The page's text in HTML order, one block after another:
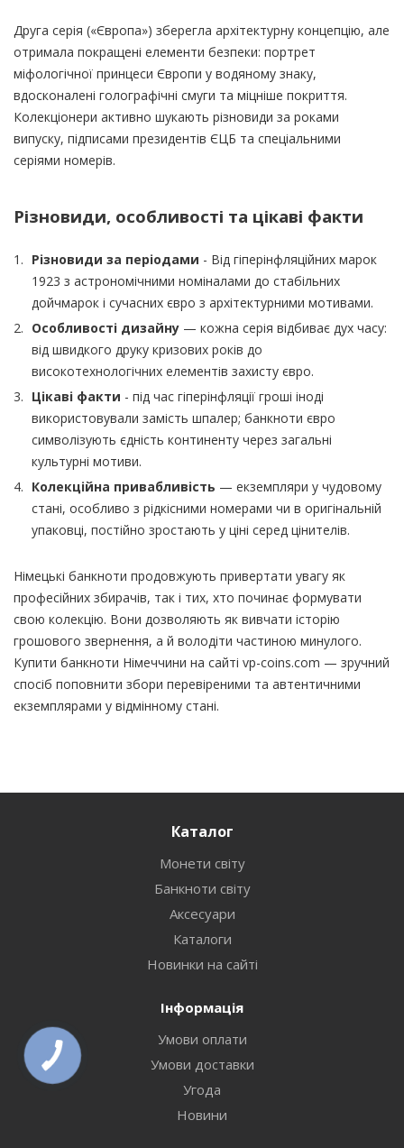
Друга серія («Європа») зберегла архітектурну концепцію, але
отримала покращені елементи безпеки: портрет
міфологічної принцеси Європи у водяному знаку,
вдосконалені голографічні смуги та міцніше покриття.
Колекціонери активно шукають різновиди за роками
випуску, підписами президентів ЄЦБ та спеціальними
серіями номерів.
Різновиди, особливості та цікаві факти
Різновиди за періодами - Від гіперінфляційних марок
1923 з астрономічними номіналами до стабільних
дойчмарок і сучасних євро з архітектурними мотивами.
Особливості дизайну — кожна серія відбиває дух часу:
від швидкого друку кризових років до
високотехнологічних елементів захисту євро.
Цікаві факти - під час гіперінфляції гроші іноді
використовували замість шпалер; банкноти євро
символізують єдність континенту через загальні
культурні мотиви.
Колекційна привабливість — екземпляри у чудовому
стані, особливо з рідкісними номерами чи в оригінальній
упаковці, постійно зростають у ціні серед цінителів.
Німецькі банкноти продовжують привертати увагу як
професійних збирачів, так і тих, хто починає формувати
свою колекцію. Вони дозволяють як вивчати історію
грошового звернення, а й володіти частиною минулого.
Купити банкноти Німеччини на сайті vp-coins.com — зручний
спосіб поповнити збори перевіреними та автентичними
екземплярами у відмінному стані.
Каталог
Монети світу
Банкноти світу
Аксесуари
Каталоги
Новинки на сайті
Інформація
Умови оплати
Умови доставки
Угода
Новини